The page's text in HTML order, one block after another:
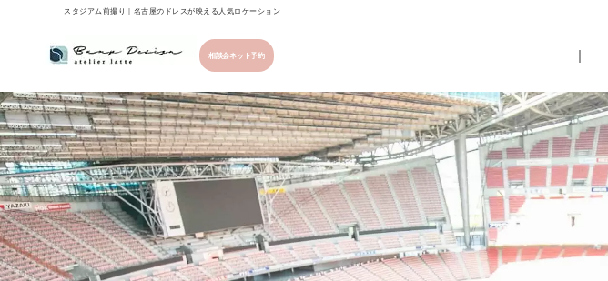
スタジアム前撮り｜名古屋のドレスが映える人気ロケーション
相談会ネット予約